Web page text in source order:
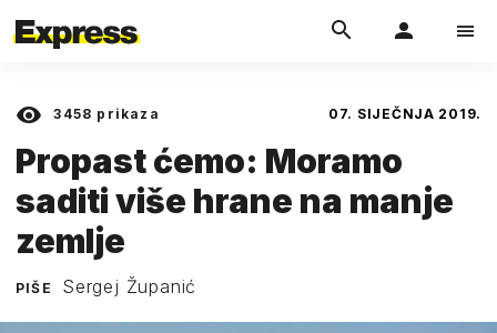
3458 prikaza 07. SIJEČNJA 2019.
Propast ćemo: Moramo
saditi više hrane na manje
zemlje
PIŠE Sergej Županić